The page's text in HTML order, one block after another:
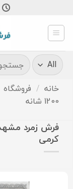
content
جستجو
برای:
خانه / فروشگاه
1200 شانه
کرمی